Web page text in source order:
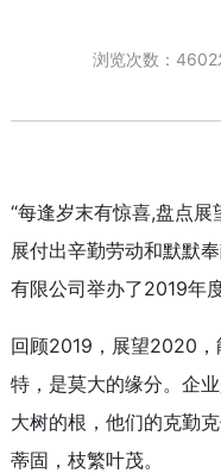
浏览次数：4602
“每逢岁末有惊喜,盘点
展付出辛勤劳动和默默
有限公司举办了2019年度
回顾2019，展望2020，
特，是莫大的缘分。企
大树的根，他们的克勤
蒂固，枝繁叶茂。